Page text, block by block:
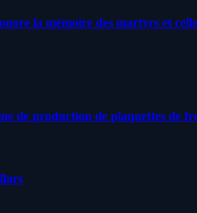
la mémoire des martyrs et
de production de plaquettes de